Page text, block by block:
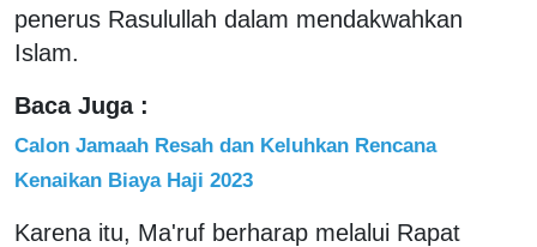
penerus Rasulullah dalam mendakwahkan
Islam.
Baca Juga :
Calon Jamaah Resah dan Keluhkan Rencana
Kenaikan Biaya Haji 2023
Karena itu, Ma'ruf berharap melalui Rapat